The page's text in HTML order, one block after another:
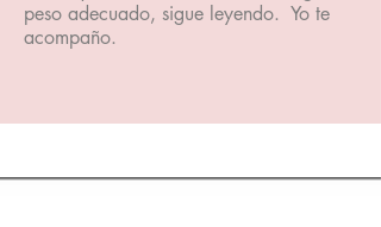
peso adecuado, sigue leyendo. Yo te
acompaño.